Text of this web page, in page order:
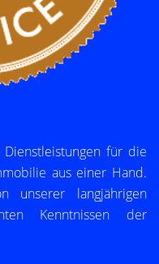
für die
aus einer Hand.
unserer langjährigen
Kenntnissen der